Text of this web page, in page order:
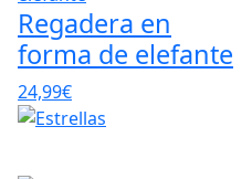
Regadera en
forma de elefante
24,99€